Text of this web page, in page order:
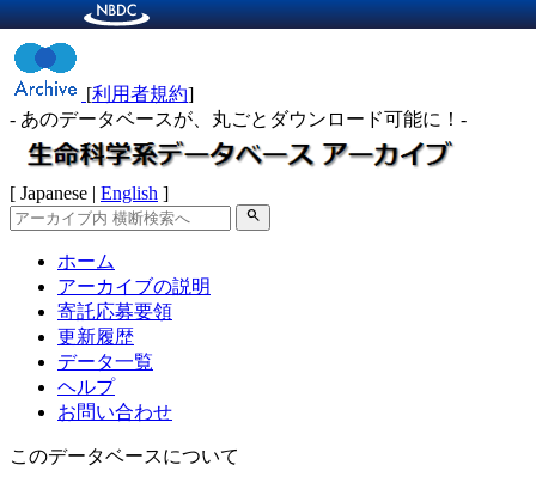
[利用者規約]
- あのデータベースが、丸ごとダウンロード可能に！-
[ Japanese | English ]
search
ホーム
アーカイブの説明
寄託応募要領
更新履歴
データ一覧
ヘルプ
お問い合わせ
このデータベースについて